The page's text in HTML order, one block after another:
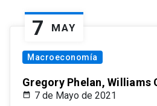
7 MAY
Macroeconomía
Gregory Phelan, Williams
7 de Mayo de 2021